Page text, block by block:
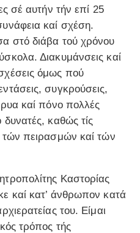
σέ αυτήν τήν επί 25
καί σχέση.
στό διάβα τού χρόνου
Διακυμάνσεις καί
όμως πού
συγκρούσεις,
καί πόνο πολλές
δυνατές, καθώς τίς
τών πειρασμών καί τών
Καστορίας
καί κατ’ άνθρωπον κατά
του. Είμαι
τρόπος τής